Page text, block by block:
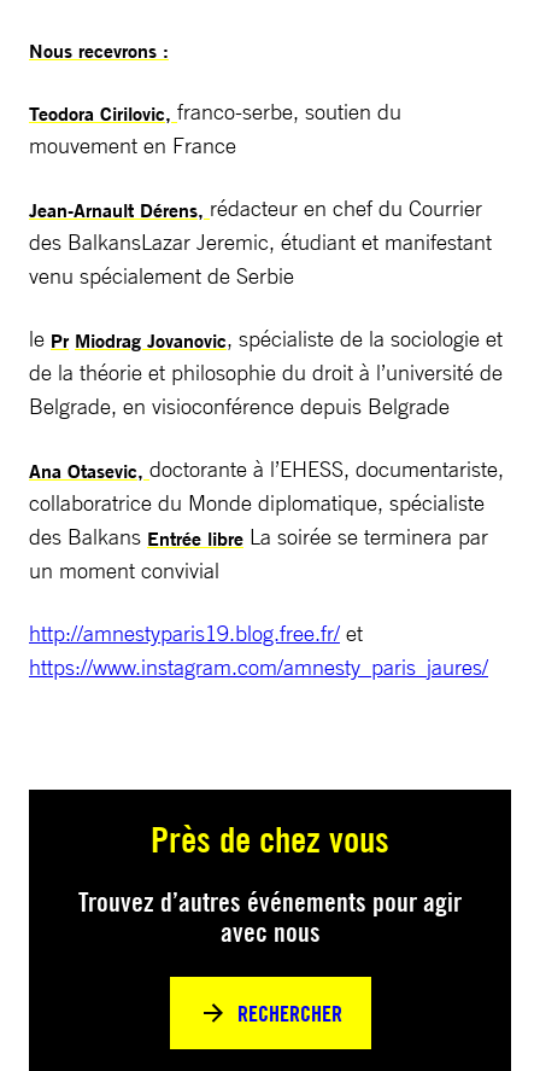
Nous recevrons :
Teodora Cirilovic, franco-serbe, soutien du
mouvement en France
Jean-Arnault Dérens, rédacteur en chef du Courrier
des BalkansLazar Jeremic, étudiant et manifestant
venu spécialement de Serbie
le Pr Miodrag Jovanovic, spécialiste de la sociologie et
de la théorie et philosophie du droit à l’université de
Belgrade, en visioconférence depuis Belgrade
Ana Otasevic, doctorante à l’EHESS, documentariste,
collaboratrice du Monde diplomatique, spécialiste
des Balkans Entrée libre La soirée se terminera par
un moment convivial
http://amnestyparis19.blog.free.fr/ et
https://www.instagram.com/amnesty_paris_jaures/
Près de chez vous
Trouvez d’autres événements pour agir
avec nous
RECHERCHER